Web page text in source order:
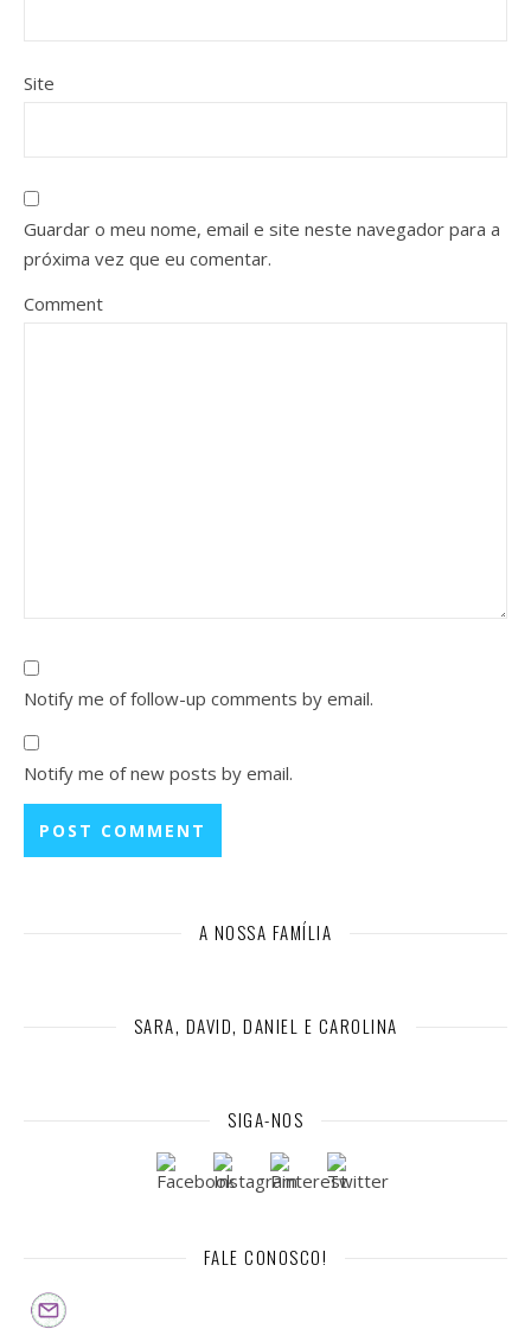
Site
Guardar o meu nome, email e site neste navegador para a
próxima vez que eu comentar.
Comment
Notify me of follow-up comments by email.
Notify me of new posts by email.
A NOSSA FAMÍLIA
SARA, DAVID, DANIEL E CAROLINA
SIGA-NOS
FALE CONOSCO!